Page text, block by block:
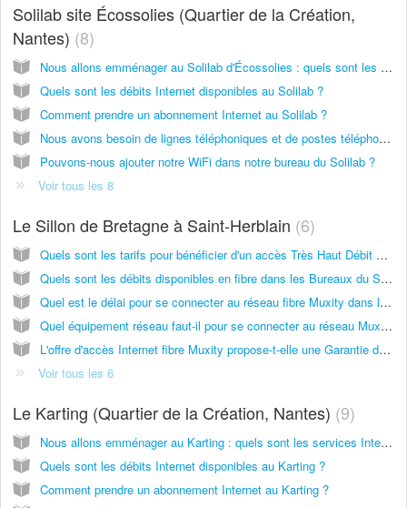
Solilab site Écossolies (Quartier de la Création,
Nantes) 8
Nous allons emménager au Solilab d'Écossolies : quels sont les services Internet et réseaux proposés ?
Quels sont les débits Internet disponibles au Solilab ?
Comment prendre un abonnement Internet au Solilab ?
Nous avons besoin de lignes téléphoniques et de postes téléphoniques : que proposez-vous ?
Pouvons-nous ajouter notre WiFi dans notre bureau du Solilab ?
Voir tous les 8
Le Sillon de Bretagne à Saint-Herblain 6
Quels sont les tarifs pour bénéficier d'un accès Très Haut Débit Muxity "fibre optique" dans les Bureaux du Sillon ?
Quels sont les débits disponibles en fibre dans les Bureaux du Sillon ?
Quel est le délai pour se connecter au réseau fibre Muxity dans les bureaux du Sillon ?
Quel équipement réseau faut-il pour se connecter au réseau Muxity THD dans les Bureaux du Sillon ?
L'offre d'accès Internet fibre Muxity propose-t-elle une Garantie de Temps de Rétablissement (GTR) en cas d'incident ?
Voir tous les 6
Le Karting (Quartier de la Création, Nantes) 9
Nous allons emménager au Karting : quels sont les services Internet et réseaux proposés ?
Quels sont les débits Internet disponibles au Karting ?
Comment prendre un abonnement Internet au Karting ?